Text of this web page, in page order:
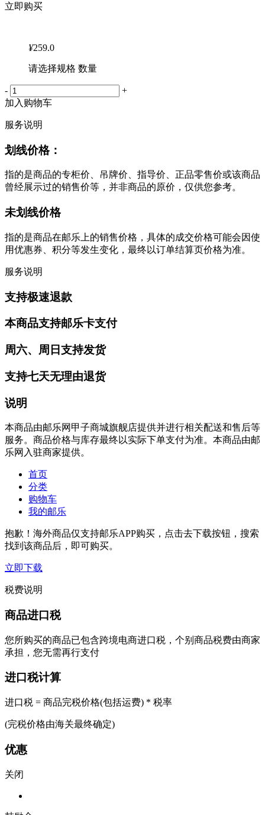
立即购买
¥259.0
请选择规格 数量
-
+
加入购物车
服务说明
划线价格：
指的是商品的专柜价、吊牌价、指导价、正品零售价或该商品
曾经展示过的销售价等，并非商品的原价，仅供您参考。
未划线价格
指的是商品在邮乐上的销售价格，具体的成交价格可能会因使
用优惠券、积分等发生变化，最终以订单结算页价格为准。
服务说明
支持极速退款
本商品支持邮乐卡支付
周六、周日支持发货
支持七天无理由退货
说明
本商品由邮乐网甲子商城旗舰店提供并进行相关配送和售后等
服务。商品价格与库存最终以实际下单支付为准。本商品由邮
乐网入驻商家提供。
首页
分类
购物车
我的邮乐
抱歉！海外商品仅支持邮乐APP购买，点击去下载按钮，搜索
找到该商品后，即可购买。
立即下载
税费说明
商品进口税
您所购买的商品已包含跨境电商进口税，个别商品税费由商家
承担，您无需再行支付
进口税计算
进口税 = 商品完税价格(包括运费) * 税率
(完税价格由海关最终确定)
优惠
关闭